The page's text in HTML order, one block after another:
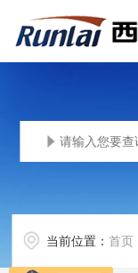
当前位置：首页